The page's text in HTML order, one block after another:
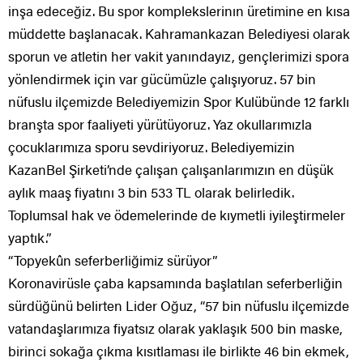
inşa edeceğiz. Bu spor komplekslerinın üretimine en kısa
müddette başlanacak. Kahramankazan Belediyesi olarak
sporun ve atletin her vakit yanındayız, gençlerimizi spora
yönlendirmek için var gücümüzle çalışıyoruz. 57 bin
nüfuslu ilçemizde Belediyemizin Spor Kulübünde 12 farklı
branşta spor faaliyeti yürütüyoruz. Yaz okullarımızla
çocuklarımıza sporu sevdiriyoruz. Belediyemizin
KazanBel Şirketi’nde çalışan çalışanlarımızın en düşük
aylık maaş fiyatını 3 bin 533 TL olarak belirledik.
Toplumsal hak ve ödemelerinde de kıymetli iyileştirmeler
yaptık.”
“Topyekûn seferberliğimiz sürüyor”
Koronavirüsle çaba kapsamında başlatılan seferberliğin
sürdüğünü belirten Lider Oğuz, “57 bin nüfuslu ilçemizde
vatandaşlarımıza fiyatsız olarak yaklaşık 500 bin maske,
birinci sokağa çıkma kısıtlaması ile birlikte 46 bin ekmek,